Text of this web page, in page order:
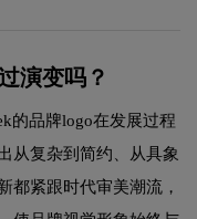
演变吗？
的品牌logo在发展过程
从复杂到简约、从具象
都紧跟时代审美潮流，